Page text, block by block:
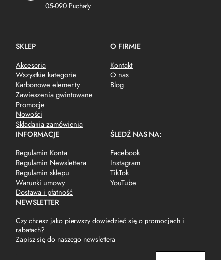
05-090 Puchały
SKLEP
Akcesoria
Wszystkie kategorie
Karbonowe elementy
Zawieszenia gwintowane
Promocje
Nowości
Składania zamówienia
O FIRMIE
Kontakt
O nas
Blog
INFORMACJE
Regulamin Konta
Regulamin Newslettera
Regulamin sklepu
Warunki umowy
Dostawa i płatność
ŚLEDŹ NAS NA:
Facebook
Instagram
TikTok
YouTube
NEWSLETTER
Czy chcesz jako pierwszy dowiedzieć się o promocjach i
rabatach?
Zapisz się do naszego newslettera